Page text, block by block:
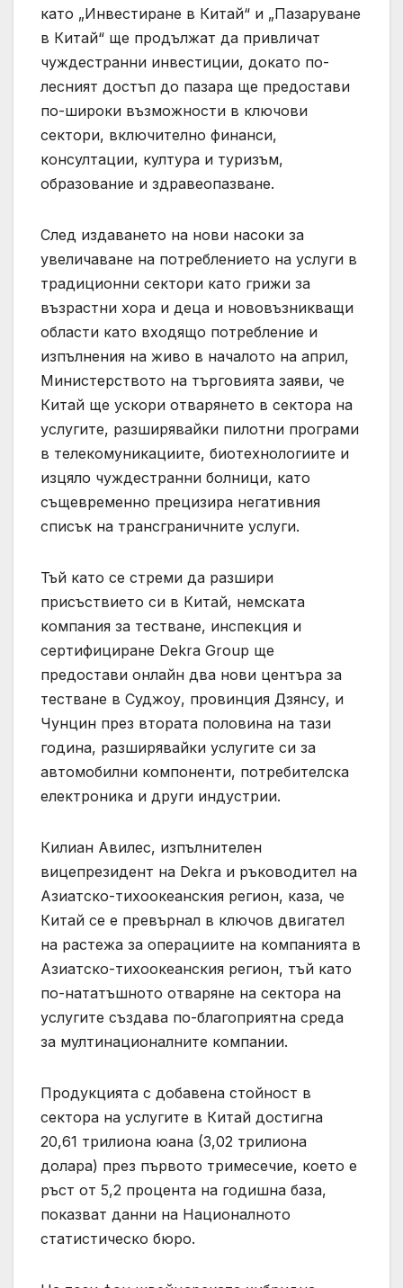
като „Инвестиране в Китай“ и „Пазаруване
в Китай“ ще продължат да привличат
чуждестранни инвестиции, докато по-
лесният достъп до пазара ще предостави
по-широки възможности в ключови
сектори, включително финанси,
консултации, култура и туризъм,
образование и здравеопазване.
След издаването на нови насоки за
увеличаване на потреблението на услуги в
традиционни сектори като грижи за
възрастни хора и деца и нововъзникващи
области като входящо потребление и
изпълнения на живо в началото на април,
Министерството на търговията заяви, че
Китай ще ускори отварянето в сектора на
услугите, разширявайки пилотни програми
в телекомуникациите, биотехнологиите и
изцяло чуждестранни болници, като
същевременно прецизира негативния
списък на трансграничните услуги.
Тъй като се стреми да разшири
присъствието си в Китай, немската
компания за тестване, инспекция и
сертифициране Dekra Group ще
предостави онлайн два нови центъра за
тестване в Суджоу, провинция Дзянсу, и
Чунцин през втората половина на тази
година, разширявайки услугите си за
автомобилни компоненти, потребителска
електроника и други индустрии.
Килиан Авилес, изпълнителен
вицепрезидент на Dekra и ръководител на
Азиатско-тихоокеанския регион, каза, че
Китай се е превърнал в ключов двигател
на растежа за операциите на компанията в
Азиатско-тихоокеанския регион, тъй като
по-нататъшното отваряне на сектора на
услугите създава по-благоприятна среда
за мултинационалните компании.
Продукцията с добавена стойност в
сектора на услугите в Китай достигна
20,61 трилиона юана (3,02 трилиона
долара) през първото тримесечие, което е
ръст от 5,2 процента на годишна база,
показват данни на Националното
статистическо бюро.